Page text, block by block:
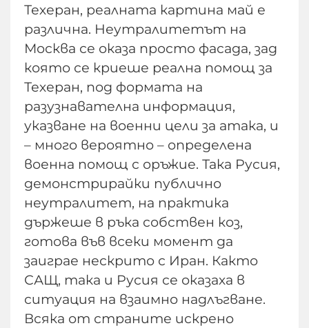
Техеран, реалната картина май е
различна. Неутралитетът на
Москва се оказа просто фасада, зад
която се криеше реална помощ за
Техеран, под формата на
разузнавателна информация,
указване на военни цели за атака, и
– много вероятно – определена
военна помощ с оръжие. Така Русия,
демонстрирайки публично
неутралитет, на практика
държеше в ръка собствен коз,
готова във всеки момент да
заиграе нескрито с Иран. Както
САЩ, така и Русия се оказаха в
ситуация на взаимно надлъгване.
Всяка от страните искрено